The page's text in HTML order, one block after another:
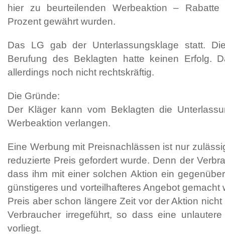
hier zu beurteilenden Werbeaktion –
Prozent gewährt wurden.
Das LG gab der Unterlassungsklage statt.
Berufung des Beklagten hatte keinen Erfolg.
allerdings noch nicht rechtskräftig.
Die Gründe:
Der Kläger kann vom Beklagten die
Werbeaktion verlangen.
Eine Werbung mit Preisnachlässen ist nur
reduzierte Preis gefordert wurde. Denn der
dass ihm mit einer solchen Aktion ein
günstigeres und vorteilhafteres Angebot gemacht
Preis aber schon längere Zeit vor der Aktion
Verbraucher irregeführt, so dass eine unlautere
vorliegt.